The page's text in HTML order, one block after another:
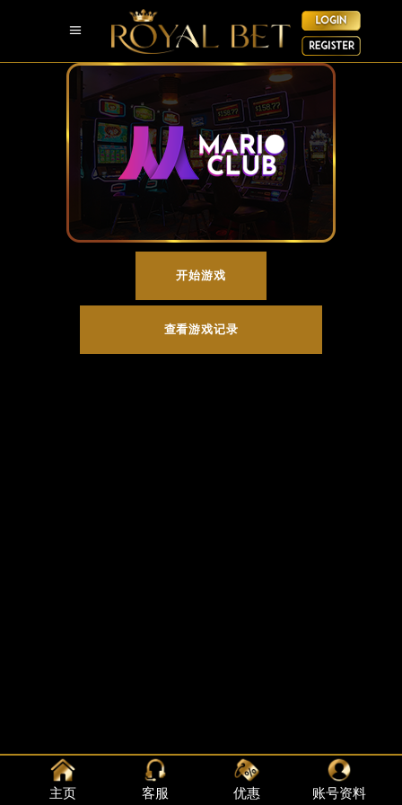
开始游戏
查看游戏记录
主页 客服 优惠 账号资料